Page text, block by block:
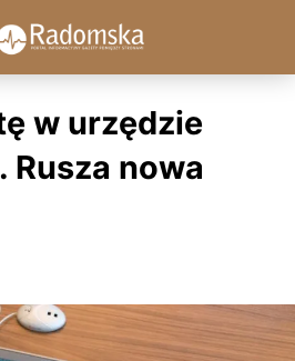
w urzędzie
nowa